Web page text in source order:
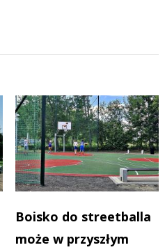
Boisko do streetballa
może w przyszłym